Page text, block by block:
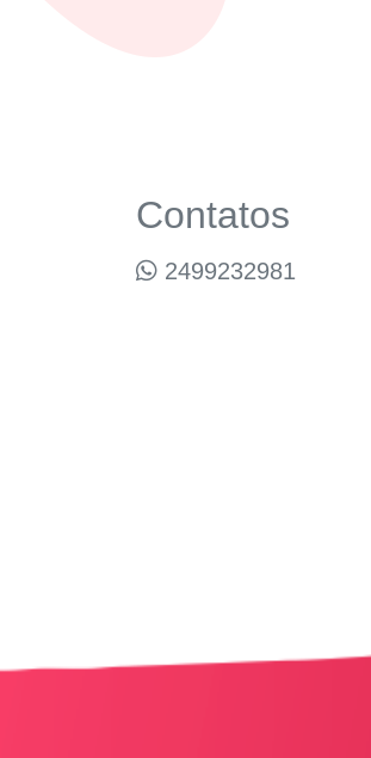
Contatos
2499232981